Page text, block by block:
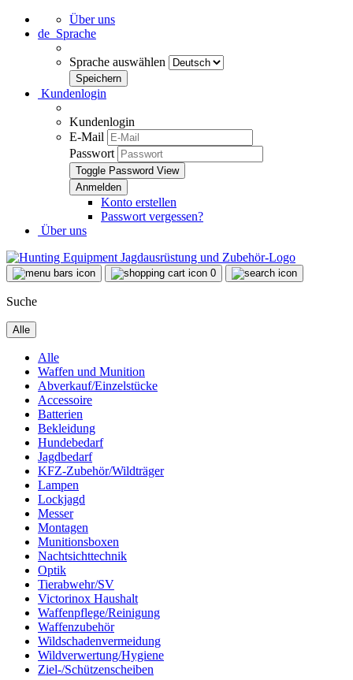
Über uns
de Sprache
Sprache auswählen
Kundenlogin
Kundenlogin
E-Mail
Passwort
Toggle Password View
Konto erstellen
Passwort vergessen?
Über uns
0
Suche
Alle
Alle
Waffen und Munition
Abverkauf/Einzelstücke
Accessoire
Batterien
Bekleidung
Hundebedarf
Jagdbedarf
KFZ-Zubehör/Wildträger
Lampen
Lockjagd
Messer
Montagen
Munitionsboxen
Nachtsichttechnik
Optik
Tierabwehr/SV
Victorinox Haushalt
Waffenpflege/Reinigung
Waffenzubehör
Wildschadenvermeidung
Wildverwertung/Hygiene
Ziel-/Schützenscheiben